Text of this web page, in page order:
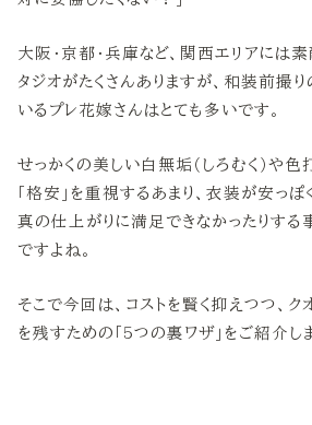
大阪・京都・兵庫など、関西エリアには
タジオがたくさんありますが、和装前撮
いるプレ花嫁さんはとても多いです。
せっかくの美しい白無垢（しろむく）や色
「格安」を重視するあまり、衣装が安っぽ
真の仕上がりに満足できなかったりす
ですよね。
そこで今回は、コストを賢く抑えつつ、
を残すための「5つの裏ワザ」をご紹介し